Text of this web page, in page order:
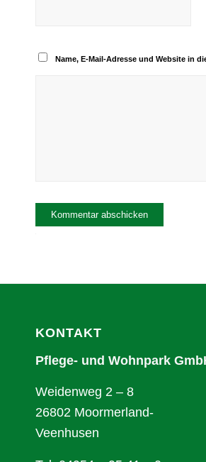
Name, E-Mail-Adresse und Website in
KONTAKT
Pflege- und Wohnpark
Weidenweg 2 – 8
26802 Moormerland-
Veenhusen